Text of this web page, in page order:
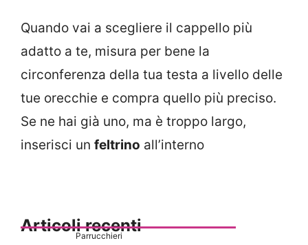
Quando vai a scegliere il cappello più
adatto a te, misura per bene la
circonferenza della tua testa a livello delle
tue orecchie e compra quello più preciso.
Se ne hai già uno, ma è troppo largo,
inserisci un feltrino all’interno
Articoli recenti
Parrucchieri